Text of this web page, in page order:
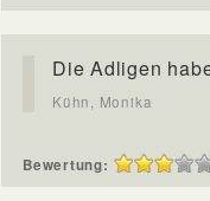
Die Adligen
Kühn, Monika
Bewertung: